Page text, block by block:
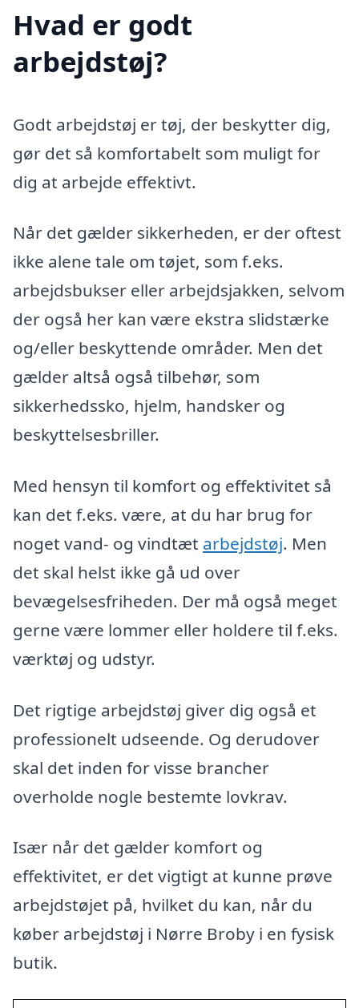
Hvad er godt
arbejdstøj?
Godt arbejdstøj er tøj, der beskytter dig,
gør det så komfortabelt som muligt for
dig at arbejde effektivt.
Når det gælder sikkerheden, er der oftest
ikke alene tale om tøjet, som f.eks.
arbejdsbukser eller arbejdsjakken, selvom
der også her kan være ekstra slidstærke
og/eller beskyttende områder. Men det
gælder altså også tilbehør, som
sikkerhedssko, hjelm, handsker og
beskyttelsesbriller.
Med hensyn til komfort og effektivitet så
kan det f.eks. være, at du har brug for
noget vand- og vindtæt arbejdstøj. Men
det skal helst ikke gå ud over
bevægelsesfriheden. Der må også meget
gerne være lommer eller holdere til f.eks.
værktøj og udstyr.
Det rigtige arbejdstøj giver dig også et
professionelt udseende. Og derudover
skal det inden for visse brancher
overholde nogle bestemte lovkrav.
Især når det gælder komfort og
effektivitet, er det vigtigt at kunne prøve
arbejdstøjet på, hvilket du kan, når du
køber arbejdstøj i Nørre Broby i en fysisk
butik.